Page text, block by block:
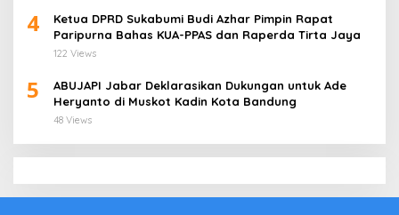
4
Ketua DPRD Sukabumi Budi Azhar Pimpin Rapat
Paripurna Bahas KUA-PPAS dan Raperda Tirta Jaya
122 Views
5
ABUJAPI Jabar Deklarasikan Dukungan untuk Ade
Heryanto di Muskot Kadin Kota Bandung
48 Views